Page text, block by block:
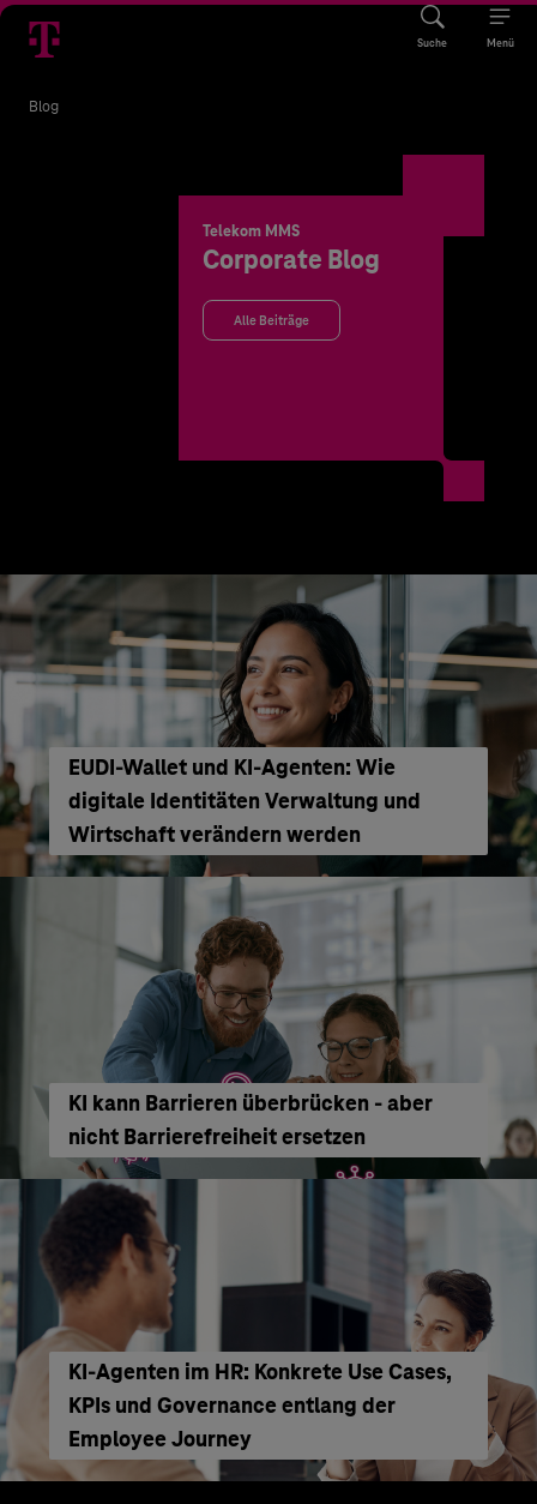
Suche Menü
Blog
Telekom MMS
Corporate Blog
Alle Beiträge
EUDI-Wallet und KI-Agenten: Wie
digitale Identitäten Verwaltung und
Wirtschaft verändern werden
KI kann Barrieren überbrücken - aber
nicht Barrierefreiheit ersetzen
KI‑Agenten im HR: Konkrete Use Cases,
KPIs und Governance entlang der
Employee Journey